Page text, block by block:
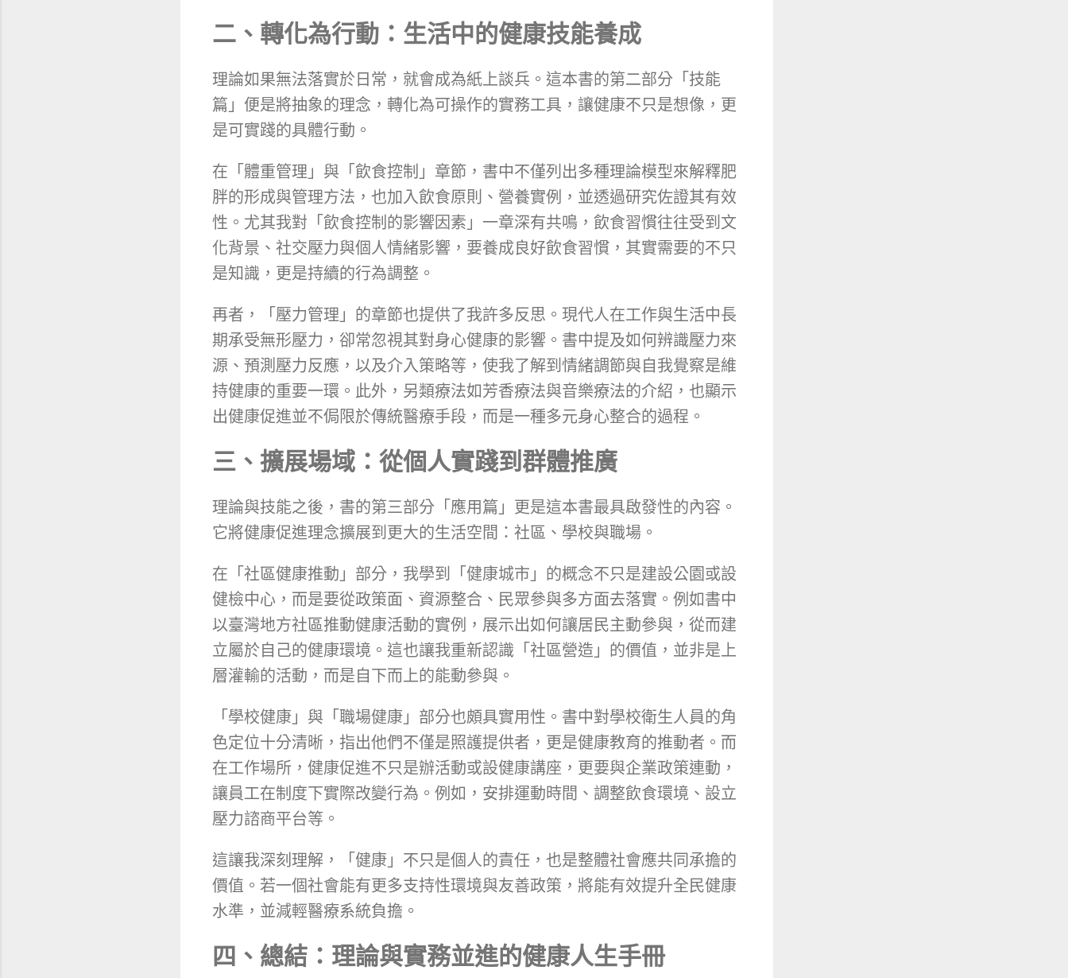
二、轉化為行動：生活中的健康技能養成
理論如果無法落實於日常，就會成為紙上談兵。這本書的第二部分「技能
篇」便是將抽象的理念，轉化為可操作的實務工具，讓健康不只是想像，更
是可實踐的具體行動。
在「體重管理」與「飲食控制」章節，書中不僅列出多種理論模型來解釋肥
胖的形成與管理方法，也加入飲食原則、營養實例，並透過研究佐證其有效
性。尤其我對「飲食控制的影響因素」一章深有共鳴，飲食習慣往往受到文
化背景、社交壓力與個人情緒影響，要養成良好飲食習慣，其實需要的不只
是知識，更是持續的行為調整。
再者，「壓力管理」的章節也提供了我許多反思。現代人在工作與生活中長
期承受無形壓力，卻常忽視其對身心健康的影響。書中提及如何辨識壓力來
源、預測壓力反應，以及介入策略等，使我了解到情緒調節與自我覺察是維
持健康的重要一環。此外，另類療法如芳香療法與音樂療法的介紹，也顯示
出健康促進並不侷限於傳統醫療手段，而是一種多元身心整合的過程。
三、擴展場域：從個人實踐到群體推廣
理論與技能之後，書的第三部分「應用篇」更是這本書最具啟發性的內容。
它將健康促進理念擴展到更大的生活空間：社區、學校與職場。
在「社區健康推動」部分，我學到「健康城市」的概念不只是建設公園或設
健檢中心，而是要從政策面、資源整合、民眾參與多方面去落實。例如書中
以臺灣地方社區推動健康活動的實例，展示出如何讓居民主動參與，從而建
立屬於自己的健康環境。這也讓我重新認識「社區營造」的價值，並非是上
層灌輸的活動，而是自下而上的能動參與。
「學校健康」與「職場健康」部分也頗具實用性。書中對學校衛生人員的角
色定位十分清晰，指出他們不僅是照護提供者，更是健康教育的推動者。而
在工作場所，健康促進不只是辦活動或設健康講座，更要與企業政策連動，
讓員工在制度下實際改變行為。例如，安排運動時間、調整飲食環境、設立
壓力諮商平台等。
這讓我深刻理解，「健康」不只是個人的責任，也是整體社會應共同承擔的
價值。若一個社會能有更多支持性環境與友善政策，將能有效提升全民健康
水準，並減輕醫療系統負擔。
四、總結：理論與實務並進的健康人生手冊